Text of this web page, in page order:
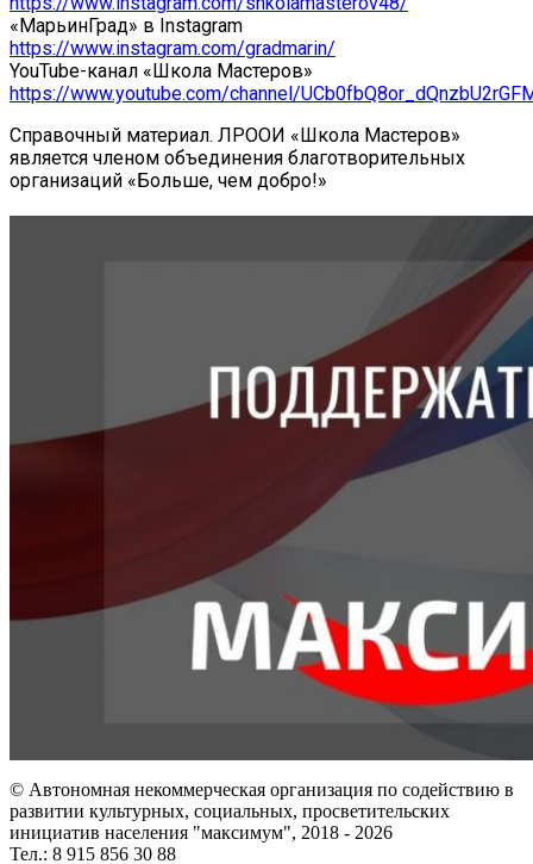
«МарьинГрад» в Instagram
https://www.instagram.com/gradmarin/
YouTube-канал «Школа Мастеров»
https://www.youtube.com/channel/
Справочный материал. ЛРООИ «Школа Мастеров»
является членом объединения благотворительных
организаций «Больше, чем добро!»
© Автономная некоммерческая организация по содействию в
развитии культурных, социальных, просветительских
инициатив населения "максимум", 2018 - 2026
Тел.: 8 915 856 30 88